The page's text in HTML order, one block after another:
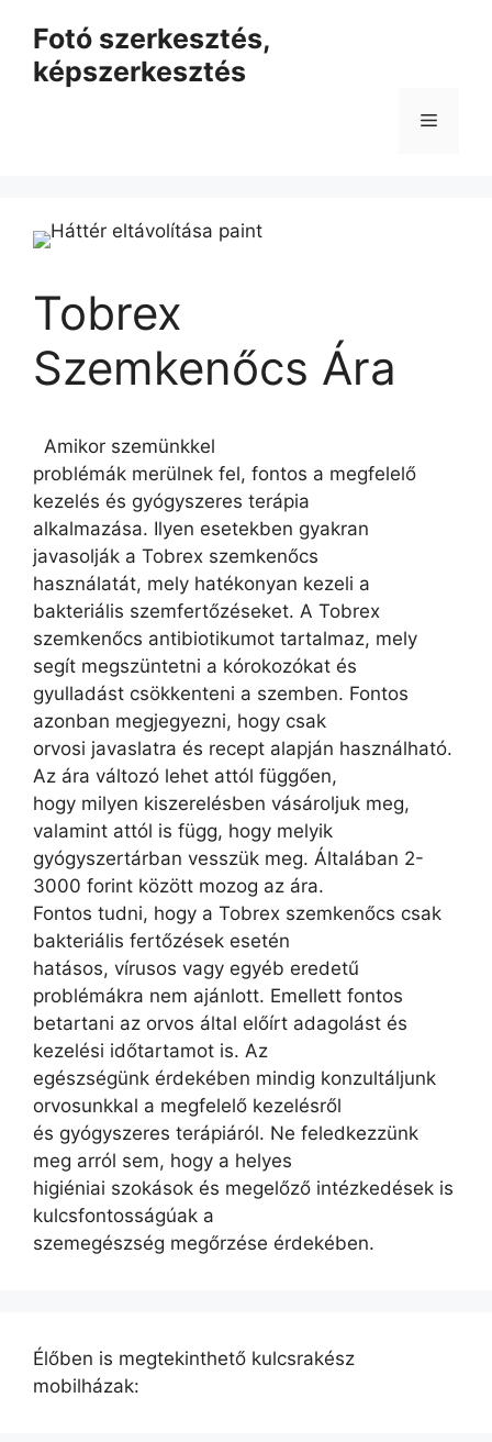
tartalomba
Fotó szerkesztés,
képszerkesztés
Menü
Tobrex
Szemkenőcs Ára
Amikor szemünkkel
problémák merülnek fel, fontos a megfelelő
kezelés és gyógyszeres terápia
alkalmazása. Ilyen esetekben gyakran
javasolják a Tobrex szemkenőcs
használatát, mely hatékonyan kezeli a
bakteriális szemfertőzéseket. A Tobrex
szemkenőcs antibiotikumot tartalmaz, mely
segít megszüntetni a kórokozókat és
gyulladást csökkenteni a szemben. Fontos
azonban megjegyezni, hogy csak
orvosi javaslatra és recept alapján használható.
Az ára változó lehet attól függően,
hogy milyen kiszerelésben vásároljuk meg,
valamint attól is függ, hogy melyik
gyógyszertárban vesszük meg. Általában 2-
3000 forint között mozog az ára.
Fontos tudni, hogy a Tobrex szemkenőcs csak
bakteriális fertőzések esetén
hatásos, vírusos vagy egyéb eredetű
problémákra nem ajánlott. Emellett fontos
betartani az orvos által előírt adagolást és
kezelési időtartamot is. Az
egészségünk érdekében mindig konzultáljunk
orvosunkkal a megfelelő kezelésről
és gyógyszeres terápiáról. Ne feledkezzünk
meg arról sem, hogy a helyes
higiéniai szokások és megelőző intézkedések is
kulcsfontosságúak a
szemegészség megőrzése érdekében.
Élőben is megtekinthető kulcsrakész
mobilházak: